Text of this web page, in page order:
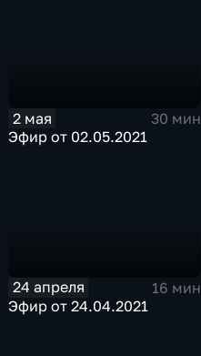
2 мая
30 мин
Эфир от 02.05.2021
24 апреля
16 мин
Эфир от 24.04.2021